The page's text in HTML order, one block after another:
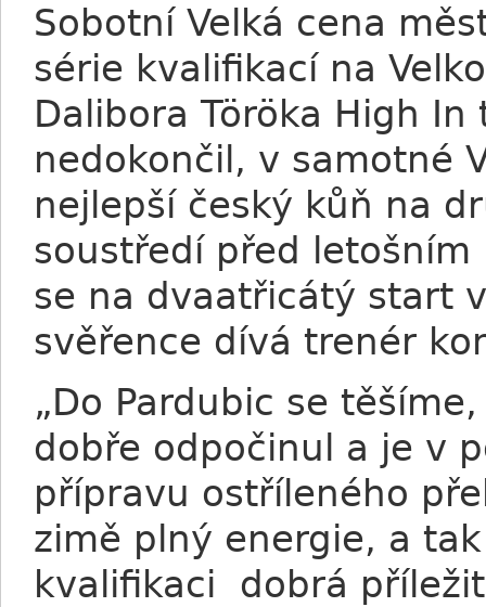
Sobotní Velká cena
série kvalifikací na
Dalibora Töröka High
nedokončil, v samotné
nejlepší český kůň na
soustředí před
se na dvaatřicátý start
svěřence dívá trenér
„Do Pardubic se
dobře odpočinul a je v
přípravu ostříleného
zimě plný energie, a
kvalifikaci dobrá